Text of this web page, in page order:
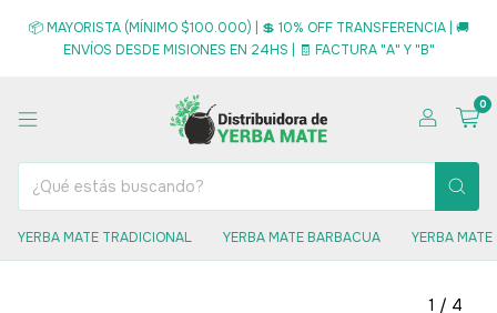
📦 MAYORISTA (MÍNIMO $100.000) | 💲 10% OFF TRANSFERENCIA | 🚚
ENVÍOS DESDE MISIONES EN 24HS | 🧾 FACTURA "A" Y "B"
0
YERBA MATE TRADICIONAL YERBA MATE BARBACUA YERBA
1 / 4